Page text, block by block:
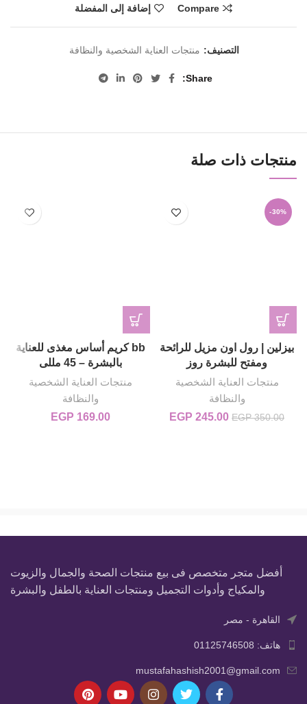
Compare إضافة إلى المفضلة
التصنيف: منتجات العناية الشخصية والنظافة
Share
منتجات ذات صلة
-30%
بيزلين | رول اون مزيل للرائحة
ومفتح للبشرة روز
منتجات العناية الشخصية
والنظافة
EGP350.00 السعر الأصلي هو: EGP 350.00.
EGP 245.00 السعر الحالي هو: EGP 245.00.
bb كريم أساس مغذى للعناية
بالبشرة – 45 مللى
منتجات العناية الشخصية
والنظافة
EGP 169.00
أفضل متجر متخصص فى بيع منتجات الصحة والجمال والزيوت
والمكياج وأدوات التجميل ومنتجات العناية بالطفل والبشرة
القاهرة - مصر
هاتف: 01125746508
mustafahashish2001@gmail.com